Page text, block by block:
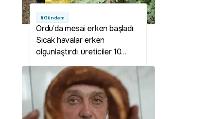
#Gündem
Ordu’da mesai erken başladı:
Sıcak havalar erken
olgunlaştırdı, üreticiler 10
bahçedeydi